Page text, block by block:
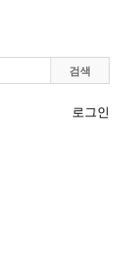
검색
로그인